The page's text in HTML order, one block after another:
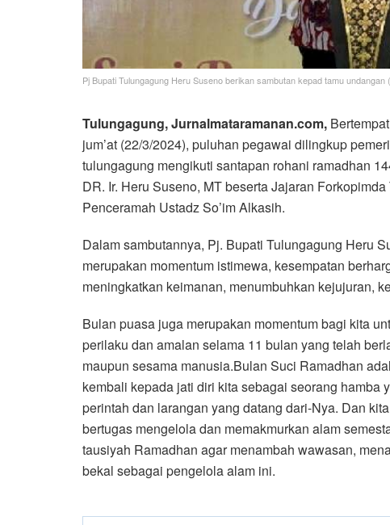
Pj Bupati Tulungagung Heru Suseno berikan sambutan kepad tamu undangan
Tulungagung, Jurnalmataramanan.com,
jum’at (22/3/2024), puluhan pegawai dilingkup
tulungagung mengikuti santapan rohani ramadhan
DR. Ir. Heru Suseno, MT beserta Jajaran
Penceramah Ustadz So’im Alkasih.
Dalam sambutannya, Pj. Bupati Tulungagung Heru
merupakan momentum istimewa, kesempatan
meningkatkan keimanan, menumbuhkan kejujuran,
Bulan puasa juga merupakan momentum bagi kita
perilaku dan amalan selama 11 bulan yang telah
maupun sesama manusia.Bulan Suci Ramadhan
kembali kepada jati diri kita sebagai seorang
perintah dan larangan yang datang dari-Nya. Dan
bertugas mengelola dan memakmurkan alam
tausiyah Ramadhan agar menambah wawasan,
bekal sebagai pengelola alam ini.